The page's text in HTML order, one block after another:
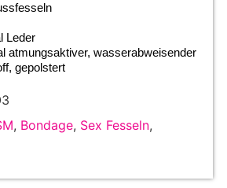
Leder
atmungsaktiver, wasserabweisender
gepolstert
, Bondage, Sex Fesseln,